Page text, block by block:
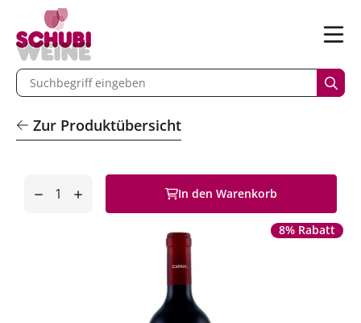
Menü
eingeben
Zur Produktübersicht
In den Warenkorb
8% Rabatt